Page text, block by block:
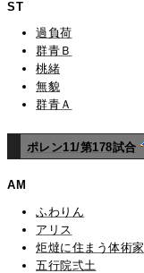
ST
過負荷
群青Ｂ
桃緒
無貌
群青Ａ
ポレン11/第178試合
AM
ふわりん
アリス
炬燵に住まう体術家
五行院弍土